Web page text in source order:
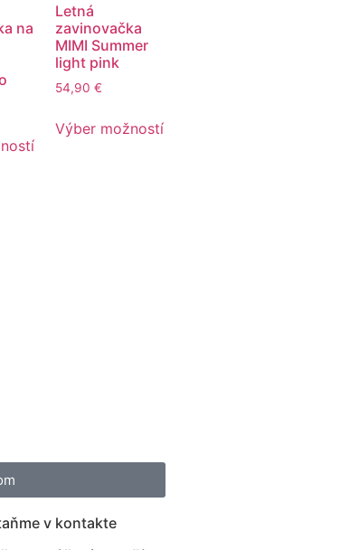
na
Letná
zavinovačka
MIMI Summer
light pink
54,90 €
Výber možností
v kontakte